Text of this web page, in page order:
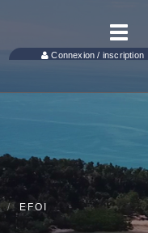
Connexion / inscription
EFOI